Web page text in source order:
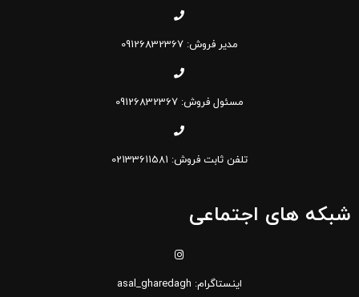
مدیر فروش: 09126832367
مسئول فروش: 09126832367
تلفن ثابت فروش: 02133611581
شبکه های اجتماعی
اینستاگرام: asal_gharedagh